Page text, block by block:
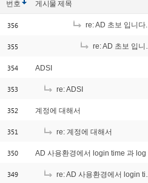
번호 게시물제목
356 re: AD 초보 입니다. 궁금한점이 있어서 ...
355 re: AD 초보 입니다. 궁금한점이 있어 ...
354 ADSI
353 re: ADSI
352 계정에 대해서
351 re: 계정에 대해서
350
349 re: AD 사용환경에서 login time 과 log out time 관리 방법은요?